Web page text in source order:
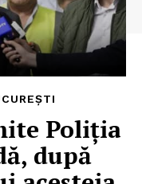
Poliția
după